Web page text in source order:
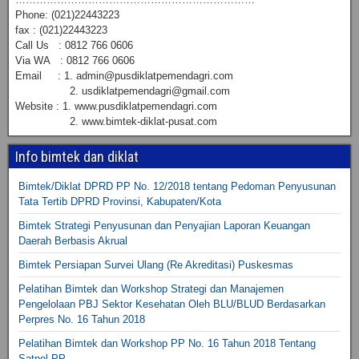
Phone: (021)22443223
fax : (021)22443223
Call Us : 0812 766 0606
Via WA : 0812 766 0606
Email : 1. admin@pusdiklatpemendagri.com
2. usdiklatpemendagri@gmail.com
Website : 1. www.pusdiklatpemendagri.com
2. www.bimtek-diklat-pusat.com
Info bimtek dan diklat
Bimtek/Diklat DPRD PP No. 12/2018 tentang Pedoman Penyusunan
Tata Tertib DPRD Provinsi, Kabupaten/Kota
Bimtek Strategi Penyusunan dan Penyajian Laporan Keuangan
Daerah Berbasis Akrual
Bimtek Persiapan Survei Ulang (Re Akreditasi) Puskesmas
Pelatihan Bimtek dan Workshop Strategi dan Manajemen
Pengelolaan PBJ Sektor Kesehatan Oleh BLU/BLUD Berdasarkan
Perpres No. 16 Tahun 2018
Pelatihan Bimtek dan Workshop PP No. 16 Tahun 2018 Tentang